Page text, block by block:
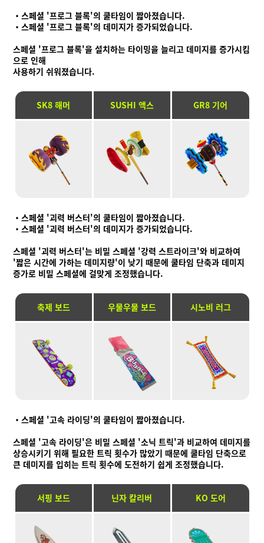
・스페셜 '프로그 블록'의 쿨타임이 짧아졌습니다.
・스페셜 '프로그 블록'의 데미지가 증가되었습니다.
스페셜 '프로그 블록'을 설치하는 타이밍을 늘리고 데미지를 증가시킴
으로 인해
사용하기 쉬워졌습니다.
SK8 해머 SUSHI 액스 GR8 기어
・스페셜 '괴력 버스터'의 쿨타임이 짧아졌습니다.
・스페셜 '괴력 버스터'의 데미지가 증가되었습니다.
스페셜 '괴력 버스터'는 비밀 스페셜 '강력 스트라이크'와 비교하여
'짧은 시간에 가하는 데미지량'이 낮기 때문에 쿨타임 단축과 데미지
증가로 비밀 스페셜에 걸맞게 조정했습니다.
축제 보드 우물우물 보드 시노비 러그
・스페셜 '고속 라이딩'의 쿨타임이 짧아졌습니다.
스페셜 '고속 라이딩'은 비밀 스페셜 '소닉 트릭'과 비교하여 데미지를
상승시키기 위해 필요한 트릭 횟수가 많았기 때문에 쿨타임 단축으로
큰 데미지를 입히는 트릭 횟수에 도전하기 쉽게 조정했습니다.
서핑 보드 닌자 칼리버 KO 도어